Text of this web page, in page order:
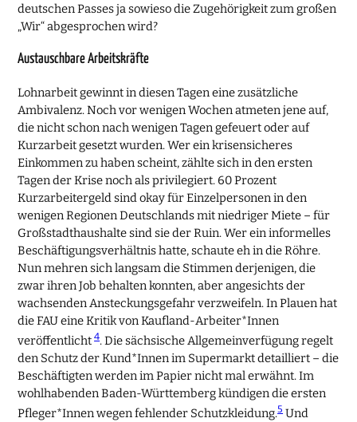
deutschen Passes ja sowieso die Zugehörigkeit zum großen
„Wir“ abgesprochen wird?
Austauschbare Arbeitskräfte
Lohnarbeit gewinnt in diesen Tagen eine zusätzliche
Ambivalenz. Noch vor wenigen Wochen atmeten jene auf,
die nicht schon nach wenigen Tagen gefeuert oder auf
Kurzarbeit gesetzt wurden. Wer ein krisensicheres
Einkommen zu haben scheint, zählte sich in den ersten
Tagen der Krise noch als privilegiert. 60 Prozent
Kurzarbeitergeld sind okay für Einzelpersonen in den
wenigen Regionen Deutschlands mit niedriger Miete – für
Großstadthaushalte sind sie der Ruin. Wer ein informelles
Beschäftigungsverhältnis hatte, schaute eh in die Röhre.
Nun mehren sich langsam die Stimmen derjenigen, die
zwar ihren Job behalten konnten, aber angesichts der
wachsenden Ansteckungsgefahr verzweifeln. In Plauen hat
die FAU eine Kritik von Kaufland-Arbeiter*Innen
veröffentlicht4. Die sächsische Allgemeinverfügung regelt
den Schutz der Kund*Innen im Supermarkt detailliert – die
Beschäftigten werden im Papier nicht mal erwähnt. Im
wohlhabenden Baden-Württemberg kündigen die ersten
Pfleger*Innen wegen fehlender Schutzkleidung.5 Und